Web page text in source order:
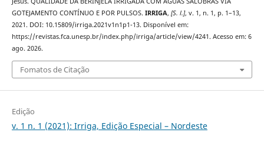
GOTEJAMENTO CONTÍNUO E POR PULSOS. IRRIGA, [S. l.], v. 1, n. 1, p. 1–13,
2021. DOI: 10.15809/irriga.2021v1n1p1-13. Disponível em:
https://revistas.fca.unesp.br/index.php/irriga/article/view/4241. Acesso em: 6
ago. 2026.
Fomatos de Citação
Edição
v. 1 n. 1 (2021): Irriga, Edição Especial – Nordeste